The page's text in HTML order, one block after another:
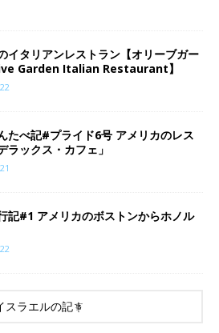
イタリアンレストラン【オリーブガー
Garden Italian Restaurant】
たべ記#プライド6号 アメリカのレス
ラックス・カフェ」
記#1 アメリカのボストンからホノル
スラエルの記事